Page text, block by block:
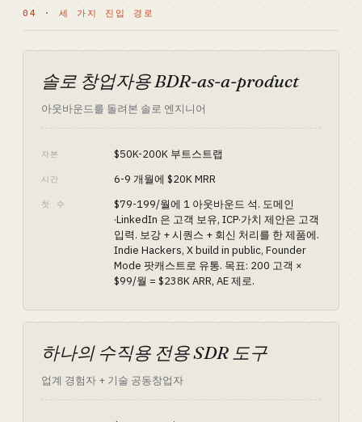
04 · 세 가지 진입 경로
솔로 창업자용 BDR-as-a-product
아웃바운드를 돌려본 솔로 엔지니어
자본 $50K-200K 부트스트랩
시간 6-9 개월에 $20K MRR
첫 수
$79-199/월에 1 아웃바운드 석. 도메인
·LinkedIn 은 고객 보유, ICP·가치 제안은 고객
입력. 보강 + 시퀀스 + 회신 처리를 한 제품에.
Indie Hackers, X build in public, Founder
Mode 팟캐스트로 유통. 목표: 200 고객 ×
$99/월 = $238K ARR, AE 제로.
하나의 수직용 전용 SDR 도구
업계 경험자 + 기술 공동창업자